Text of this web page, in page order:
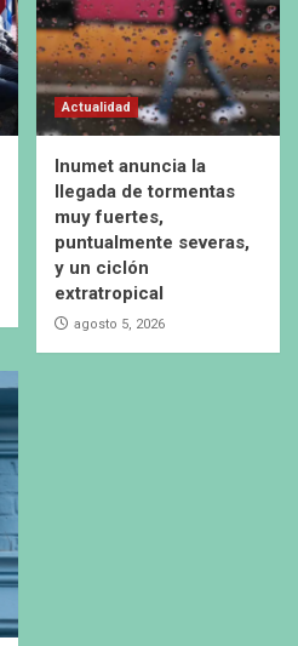
Actualidad
Inumet anuncia la
llegada de tormentas
muy fuertes,
puntualmente severas,
y un ciclón
extratropical
agosto 5, 2026